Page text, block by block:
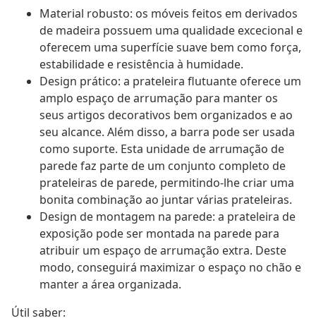
Material robusto: os móveis feitos em derivados
de madeira possuem uma qualidade excecional e
oferecem uma superfície suave bem como força,
estabilidade e resistência à humidade.
Design prático: a prateleira flutuante oferece um
amplo espaço de arrumação para manter os
seus artigos decorativos bem organizados e ao
seu alcance. Além disso, a barra pode ser usada
como suporte. Esta unidade de arrumação de
parede faz parte de um conjunto completo de
prateleiras de parede, permitindo-lhe criar uma
bonita combinação ao juntar várias prateleiras.
Design de montagem na parede: a prateleira de
exposição pode ser montada na parede para
atribuir um espaço de arrumação extra. Deste
modo, conseguirá maximizar o espaço no chão e
manter a área organizada.
Útil saber: